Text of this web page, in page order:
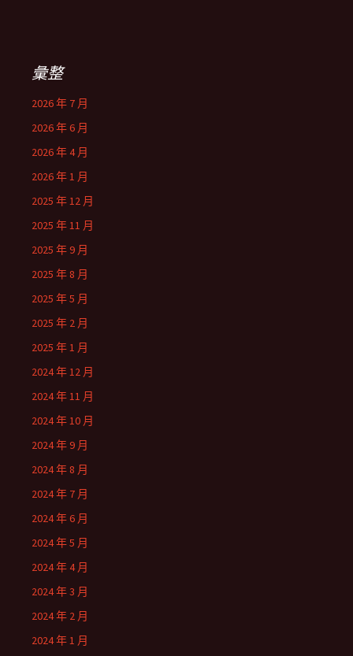
彙整
2026 年 7 月
2026 年 6 月
2026 年 4 月
2026 年 1 月
2025 年 12 月
2025 年 11 月
2025 年 9 月
2025 年 8 月
2025 年 5 月
2025 年 2 月
2025 年 1 月
2024 年 12 月
2024 年 11 月
2024 年 10 月
2024 年 9 月
2024 年 8 月
2024 年 7 月
2024 年 6 月
2024 年 5 月
2024 年 4 月
2024 年 3 月
2024 年 2 月
2024 年 1 月